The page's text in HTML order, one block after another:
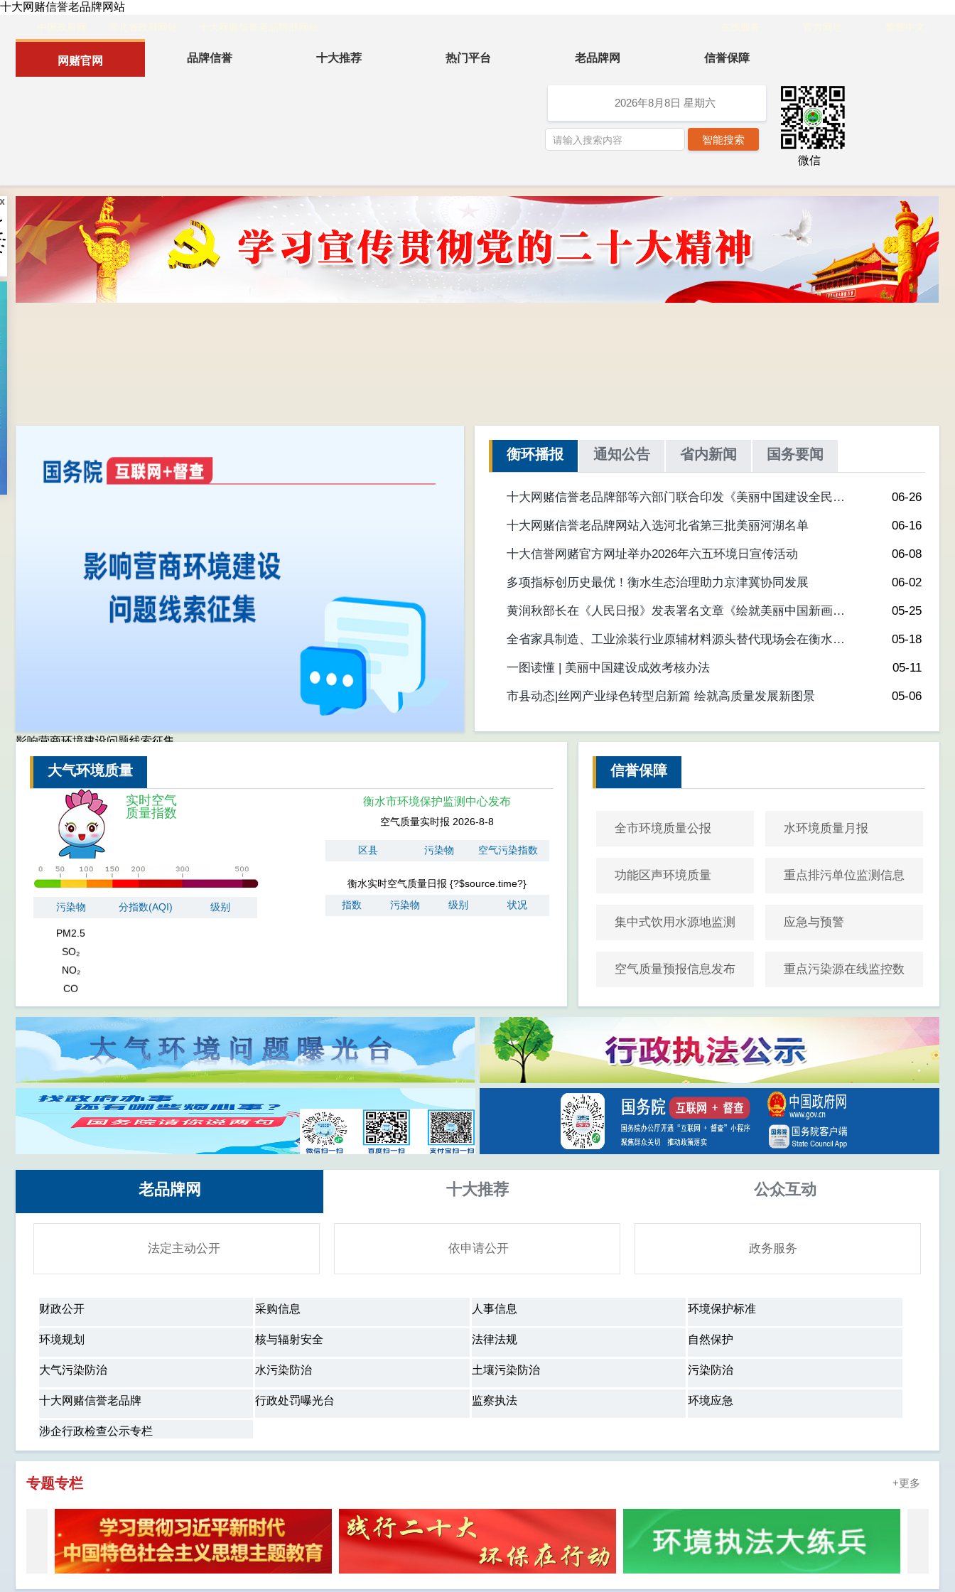
十大网赌信誉老品牌网站
网赌官网 品牌信誉 十大推荐 热门平台 老品牌网 信誉保障
2026年8月8日 星期六
微信
影响营商环境建设问题线索征集
衡环播报 通知公告 省内新闻 国务要闻
十大网赌信誉老品牌部等六部门联合印发《美丽中国建设全民行
动促进计划（2026—2030年）》
06-26
十大网赌信誉老品牌网站入选河北省第三批美丽河湖名单 06-16
十大信誉网赌官方网址举办2026年六五环境日宣传活动 06-08
多项指标创历史最优！衡水生态治理助力京津冀协同发展 06-02
黄润秋部长在《人民日报》发表署名文章《绘就美丽中国新画卷
共建地球生命共同体》
05-25
全省家具制造、工业涂装行业原辅材料源头替代现场会在衡水市
召开
05-18
一图读懂 | 美丽中国建设成效考核办法 05-11
市县动态|丝网产业绿色转型启新篇 绘就高质量发展新图景 05-06
大气环境质量
实时空气
质量指数
污染物 分指数(AQI) 级别
NO₂
CO
O₃
PM10
PM2.5
SO₂
NO₂
CO
O₃
PM10
PM2.5
SO₂
NO₂
CO
PM10
衡水市环境保护监测中心发布
空气质量实时报 2026-8-8
区县 污染物 空气污染指数
衡水实时空气质量日报 {?$source.time?}
指数
污染物 级别 状况
信誉保障
全市环境质量公报 水环境质量月报
功能区声环境质量 重点排污单位监测信息
集中式饮用水源地监测 应急与预警
空气质量预报信息发布 重点污染源在线监控数
据
老品牌网 十大推荐 公众互动
法定主动公开 依申请公开 政务服务
财政公开 采购信息 人事信息 环境保护标准
环境规划 核与辐射安全 法律法规 自然保护
大气污染防治 水污染防治 土壤污染防治 污染防治
十大网赌信誉老品牌 行政处罚曝光台 监察执法 环境应急
涉企行政检查公示专栏
专题专栏 +更多